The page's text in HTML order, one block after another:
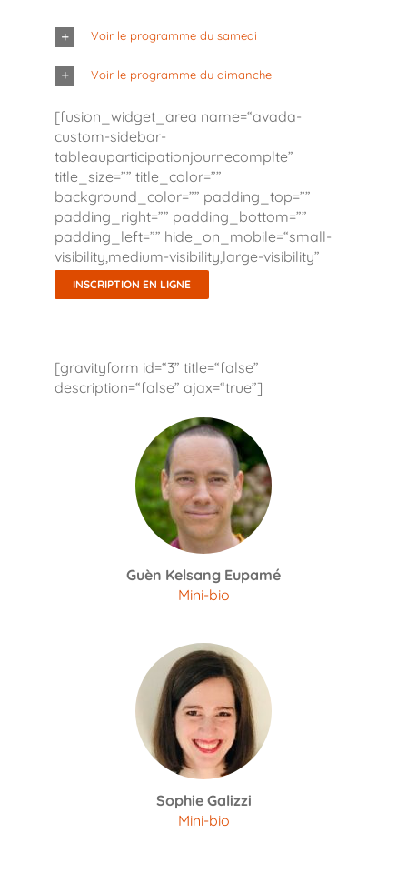
Voir le programme du samedi
Voir le programme du dimanche
[fusion_widget_area name=“avada-
custom-sidebar-
tableauparticipationjournecomplte”
title_size=”” title_color=””
background_color=”” padding_top=””
padding_right=”” padding_bottom=””
padding_left=”” hide_on_mobile=“small-
visibility,medium-visibility,large-visibility”
class=”” id=”” /]
INSCRIPTION EN LIGNE
[gravityform id=“3” title=“false”
description=“false” ajax=“true”]
Guèn Kelsang Eupamé
Mini-bio
Sophie Galizzi
Mini-bio